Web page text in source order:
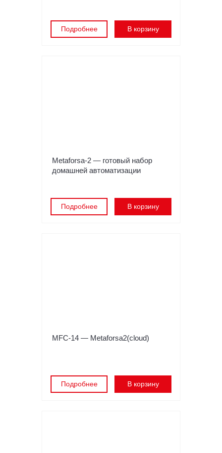
Подробнее В корзину
Metaforsa-2 — готовый набор
домашней автоматизации
Подробнее В корзину
MFC-14 — Metaforsa2(cloud)
Подробнее В корзину